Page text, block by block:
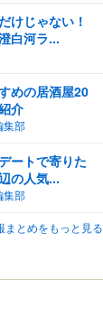
けじゃない！
白河ラ...
めの居酒屋20
介
集部
ートで寄りた
の人気...
集部
まとめをもっと見る